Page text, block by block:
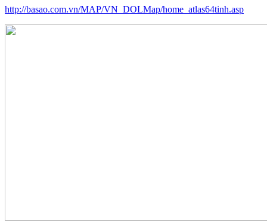
http://basao.com.vn/MAP/VN_DOLMap/home_atlas64tinh.asp